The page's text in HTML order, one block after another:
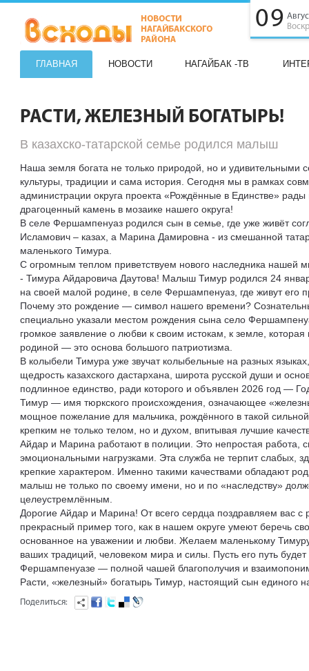
09
ГЛАВНАЯ НОВОСТИ НАГАЙБАК -ТВ
РАСТИ, ЖЕЛЕЗНЫЙ БОГАТЫРЬ!
В казахско-татарской семье родился малыш
Наша земля богата не только природой, но и удивительными
культуры, традиции и сама история. Сегодня мы в рамках
администрации округа проекта «Рождённые в Единстве»
драгоценный камень в мозаике нашего округа!
В селе Фершампенуаз родился сын в семье, где уже живёт
Исламович – казах, а Марина Дамировна - из смешанной
маленького Тимура.
С огромным теплом приветствуем нового наследника нашей
- Тимура Айдаровича Даутова! Малыш Тимур родился 24
на своей малой родине, в селе Фершампенуаз, где живут его
Почему это рождение — символ нашего времени?
специально указали местом рождения сына село
громкое заявление о любви к своим истокам, к земле,
родиной — это основа большого патриотизма.
В колыбели Тимура уже звучат колыбельные на разных
щедрость казахского дастархана, широта русской души и
подлинное единство, ради которого и объявлен 2026 год —
Тимур — имя тюркского происхождения, означающее
мощное пожелание для мальчика, рождённого в такой
крепким не только телом, но и духом, впитывая лучшие
Айдар и Марина работают в полиции. Это непростая работа,
эмоциональными нагрузками. Эта служба не терпит слабых,
крепкие характером. Именно такими качествами обладают
малыш не только по своему имени, но и по «наследству»
целеустремлённым.
Дорогие Айдар и Марина! От всего сердца поздравляем вас
прекрасный пример того, как в нашем округе умеют беречь
основанное на уважении и любви. Желаем маленькому
ваших традиций, человеком мира и силы. Пусть его путь
Фершампенуазе — полной чашей благополучия и
Расти, «железный» богатырь Тимур, настоящий сын единого
Поделиться: